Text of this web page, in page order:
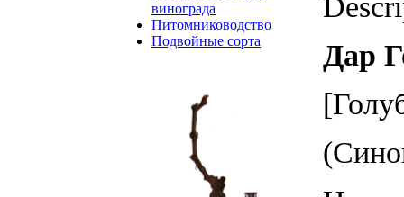
винограда
Питомниководство
Подвойные сорта
Дар